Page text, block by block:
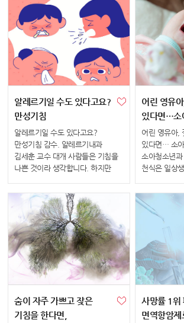
운동하면 발목 질환을 야기할 수
있다. 발목 뒤편에서 찌...
상태를 유지
것은 전혀
알레르기일 수도 있다고요?
만성기침
알레르기일 수도 있다고요?
만성기침 감수. 알레르기내과
김세훈 교수 대개 사람들은 기침을
나쁜 것이라 생각합니다. 하지만
자극으로부터 기관지와 폐를
보호하기 위한 우리 몸의 정상적인
방어기전이라 할 수 있습니다.
그렇다면 ...
어린 영유
있다면…소
어린 영유아,
있다면… 소
소아청소년
천식은 일상
알레르기로
호흡기 질환
쌕쌕거림(천
숨이 자주 가쁘고 잦은
기침을 한다면,
사망률 1위
면역항암